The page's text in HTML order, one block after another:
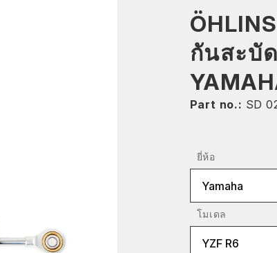
MOUNTAIN BIKE
HISTORY
SERVICE INFO &
กันสะบั
Part no.: SD
ยี่ห้อ
Yamaha
โมเดล
YZF R6